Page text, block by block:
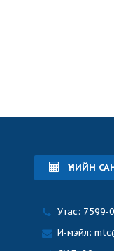
ҮНИЙН
Утас: 7599-
И-мэйл: